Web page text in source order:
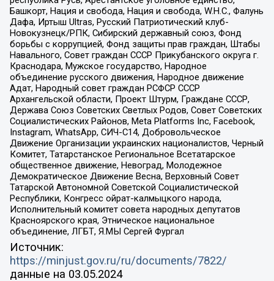
Башкорт, Нация и свобода, Нация и свобода, W.H.С., Фалунь
Дафа, Иртыш Ultras, Русский Патриотический клуб-
Новокузнецк/РПК, Сибирский державный союз, Фонд
борьбы с коррупцией, Фонд защиты прав граждан, Штабы
Навального, Совет граждан СССР Прикубанского округа г.
Краснодара, Мужское государство, Народное
объединение русского движения, Народное движение
Адат, Народный совет граждан РСФСР СССР
Архангельской области, Проект Штурм, Граждане СССР,
Держава Союз Советских Светлых Родов, Совет Советских
Социалистических Районов, Meta Platforms Inc, Facebook,
Instagram, WhatsApp, СИЧ-С14, Добровольческое
Движение Организации украинских националистов, Черный
Комитет, Татарстанское Региональное Всетатарское
общественное движение, Невоград, Молодежное
Демократическое Движение Весна, Верховный Совет
Татарской Автономной Советской Социалистической
Республики, Конгресс ойрат-калмыцкого народа,
Исполнительный комитет совета народных депутатов
Красноярского края, Этническое национальное
объединение, ЛГБТ, Я.МЫ Сергей Фургал
Источник:
https://minjust.gov.ru/ru/documents/7822/
данные на 03.05.2024